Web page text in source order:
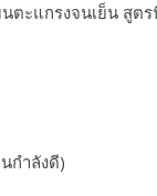
ตะแกรงจนเย็น สูต
กำลังดี)​